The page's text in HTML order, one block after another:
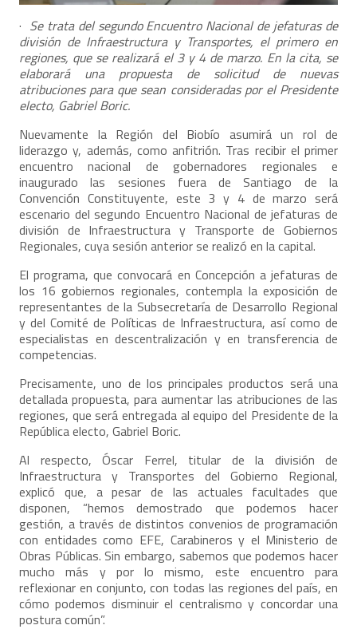
· Se trata del segundo Encuentro Nacional de jefaturas de
división de Infraestructura y Transportes, el primero en
regiones, que se realizará el 3 y 4 de marzo. En la cita, se
elaborará una propuesta de solicitud de nuevas
atribuciones para que sean consideradas por el Presidente
electo, Gabriel Boric.
Nuevamente la Región del Biobío asumirá un rol de
liderazgo y, además, como anfitrión. Tras recibir el primer
encuentro nacional de gobernadores regionales e
inaugurado las sesiones fuera de Santiago de la
Convención Constituyente, este 3 y 4 de marzo será
escenario del segundo Encuentro Nacional de jefaturas de
división de Infraestructura y Transporte de Gobiernos
Regionales, cuya sesión anterior se realizó en la capital.
El programa, que convocará en Concepción a jefaturas de
los 16 gobiernos regionales, contempla la exposición de
representantes de la Subsecretaría de Desarrollo Regional
y del Comité de Políticas de Infraestructura, así como de
especialistas en descentralización y en transferencia de
competencias.
Precisamente, uno de los principales productos será una
detallada propuesta, para aumentar las atribuciones de las
regiones, que será entregada al equipo del Presidente de la
República electo, Gabriel Boric.
Al respecto, Óscar Ferrel, titular de la división de
Infraestructura y Transportes del Gobierno Regional,
explicó que, a pesar de las actuales facultades que
disponen, “hemos demostrado que podemos hacer
gestión, a través de distintos convenios de programación
con entidades como EFE, Carabineros y el Ministerio de
Obras Públicas. Sin embargo, sabemos que podemos hacer
mucho más y por lo mismo, este encuentro para
reflexionar en conjunto, con todas las regiones del país, en
cómo podemos disminuir el centralismo y concordar una
postura común”.